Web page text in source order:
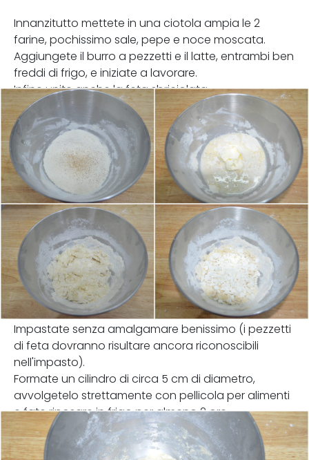
Innanzitutto mettete in una ciotola ampia le 2
farine, pochissimo sale, pepe e noce moscata.
Aggiungete il burro a pezzetti e il latte, entrambi ben
freddi di frigo, e iniziate a lavorare.
Infine unite anche la feta sbriciolata.
Impastate senza amalgamare benissimo (i pezzetti
di feta dovranno risultare ancora riconoscibili
nell'impasto).
Formate un cilindro di circa 5 cm di diametro,
avvolgetelo strettamente con pellicola per alimenti
e fate riposare in frigo per almeno 2 ore.